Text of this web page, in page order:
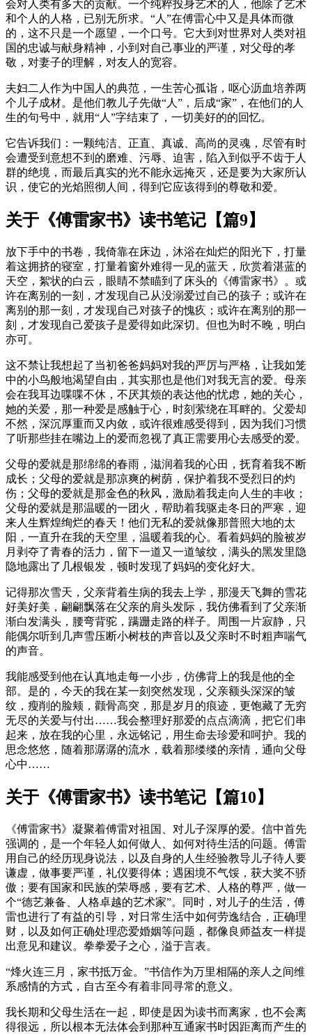
会对人类有多大的贡献。一个纯粹投身艺术的人，他除了艺术
和个人的人格，已别无所求。“人”在傅雷心中又是具体而微
的，这不只是一个愿望，一个口号。它大到对世界对人类对祖
国的忠诚与献身精神，小到对自己事业的严谨，对父母的孝
敬，对妻子的理解，对友人的宽容。
夫妇二人作为中国人的典范，一生苦心孤诣，呕心沥血培养两
个儿子成材。是他们教儿子先做“人”，后成“家”，在他们的人
生的句号中，就用“人”字结束了，一切美好的的回忆。
它告诉我们：一颗纯洁、正直、真诚、高尚的灵魂，尽管有时
会遭受到意想不到的磨难、污辱、迫害，陷入到似乎不齿于人
群的绝境，而最后真实的光不能永远掩灭，还是要为大家所认
识，使它的光焰照彻人间，得到它应该得到的尊敬和爱。
关于《傅雷家书》读书笔记【篇9】
放下手中的书卷，我倚靠在床边，沐浴在灿烂的阳光下，打量
着这拥挤的寝室，打量着窗外难得一见的蓝天，欣赏着湛蓝的
天空，絮状的白云，眼睛不禁瞄到了床头的《傅雷家书》。或
许在离别的一刻，才发现自己从没溺爱过自己的孩子；或许在
离别的那一刻，才发现自己对孩子的愧疚；或许在离别的那一
刻，才发现自己爱孩子是爱得如此深切。但也为时不晚，明白
亦可。
这不禁让我想起了当初爸爸妈妈对我的严厉与严格，让我如笼
中的小鸟般地渴望自由，其实那也是他们对我无言的爱。母亲
会在我耳边喋喋不休，不厌其烦的表达他的忧虑，她的关心，
她的关爱，那一种爱是感触于心，时刻萦绕在耳畔的。父爱却
不然，深沉厚重而又内敛，或许很难感受得到，因为我们习惯
了听那些挂在嘴边上的爱而忽视了真正需要用心去感受的爱。
父母的爱就是那绵绵的春雨，滋润着我的心田，抚育着我不断
成长；父母的爱就是那凉爽的树荫，保护着我不受烈日的灼
伤；父母的爱就是那金色的秋风，激励着我走向人生的丰收；
父母的爱就是那温暖的一团火，帮助着我驱走冬日的严寒，迎
来人生辉煌绚烂的春天！他们无私的爱就像那普照大地的太
阳，一直升在我的天空里，温暖着我的心。看着妈妈的脸被岁
月剥夺了青春的活力，留下一道又一道皱纹，满头的黑发里隐
隐地露出了几根银发，顿时发现了妈妈的变化好大。
记得那次雪天，父亲背着生病的我去上学，那漫天飞舞的雪花
好美好美，翩翩飘落在父亲的肩头发际，我仿佛看到了父亲渐
渐白发满头，腰弯背驼，蹒跚走路的样子。周围一片寂静，只
能偶尔听到几声雪压断小树枝的声音以及父亲时不时粗声喘气
的声音。
我能感受到他在认真地走每一小步，仿佛背上的我是他的全
部。是的，今天的我在某一刻突然发现，父亲额头深深的皱
纹，瘦削的脸颊，颧骨高突，那是岁月的痕迹，更饱藏了无穷
无尽的关爱与付出……我会整理好那爱的点点滴滴，把它们串
起来，放在我的心里，永远铭记，用生命去珍爱和呵护。我的
思念悠悠，随着那潺潺的流水，载着那缕缕的亲情，通向父母
心中……
关于《傅雷家书》读书笔记【篇10】
《傅雷家书》凝聚着傅雷对祖国、对儿子深厚的爱。信中首先
强调的，是一个年轻人如何做人、如何对待生活的问题。傅雷
用自己的经历现身说法，以及自身的人生经验教导儿子待人要
谦虚，做事要严谨，礼仪要得体；遇困境不气馁，获大奖不骄
傲；要有国家和民族的荣辱感，要有艺术、人格的尊严，做一
个“德艺兼备、人格卓越的艺术家”。同时，对儿子的生活，傅
雷也进行了有益的引导，对日常生活中如何劳逸结合，正确理
财，以及如何正确处理恋爱婚姻等问题，都像良师益友一样提
出意见和建议。拳拳爱子之心，溢于言表。
“烽火连三月，家书抵万金。”书信作为万里相隔的亲人之间维
系感情的方式，自古至今有着非同寻常的意义。
我长期和父母生活在一起，即使是因为读书而离家，也不会离
得很远，所以根本无法体会到那种互通家书时因距离而产生的